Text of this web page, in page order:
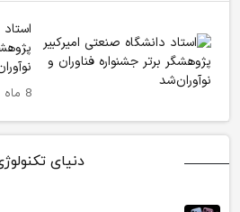
8 ماه پیش
دنیای